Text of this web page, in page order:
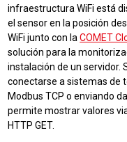
infraestructura WiFi está
el sensor en la posición
WiFi junto con laCOMET
solución para la
instalación de un servidor.
conectarse a sistemas de
Modbus TCP o enviando
permite mostrar valores
HTTP GET.